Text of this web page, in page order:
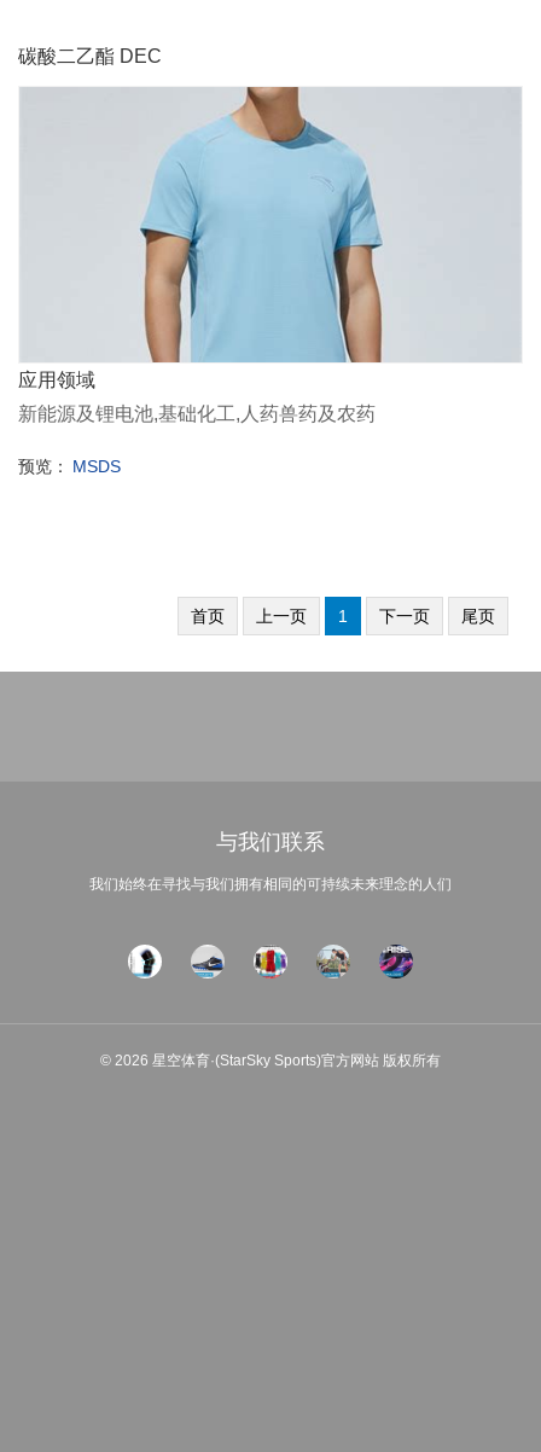
碳酸二乙酯 DEC
应用领域
新能源及锂电池,基础化工,人药兽药及农药
预览： MSDS
首页 上一页 1 下一页 尾页
与我们联系
我们始终在寻找与我们拥有相同的可持续未来理念的人们
© 2026 星空体育·(StarSky Sports)官方网站 版权所有